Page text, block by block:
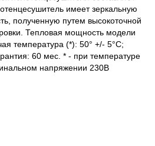
имеет зеркальную
полученную путем высокоточной
Тепловая мощность модели
температура (*): 50° +/- 5°C;
60 мес. * - при температуре
напряжении 230В